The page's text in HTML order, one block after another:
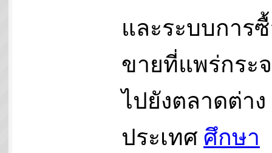
และระบบการ
ขายที่แพร่กระ
ไปยังตลาดต่าง
ประเทศ ศึกษา